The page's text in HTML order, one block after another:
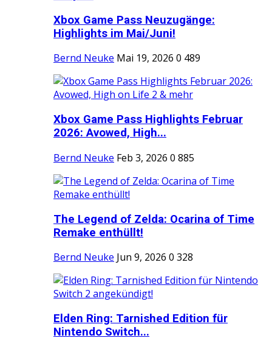
Xbox Game Pass Neuzugänge:
Highlights im Mai/Juni!
Bernd Neuke Mai 19, 2026 0 489
Xbox Game Pass Highlights Februar
2026: Avowed, High...
Bernd Neuke Feb 3, 2026 0 885
The Legend of Zelda: Ocarina of Time
Remake enthüllt!
Bernd Neuke Jun 9, 2026 0 328
Elden Ring: Tarnished Edition für
Nintendo Switch...